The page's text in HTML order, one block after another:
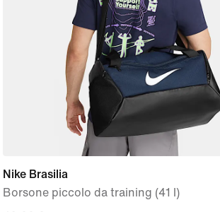
Nike Brasilia
Borsone piccolo da training (41 l)